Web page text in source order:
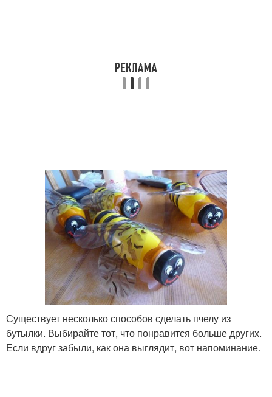
Существует несколько способов сделать пчелу из
бутылки. Выбирайте тот, что понравится больше других.
Если вдруг забыли, как она выглядит, вот напоминание.